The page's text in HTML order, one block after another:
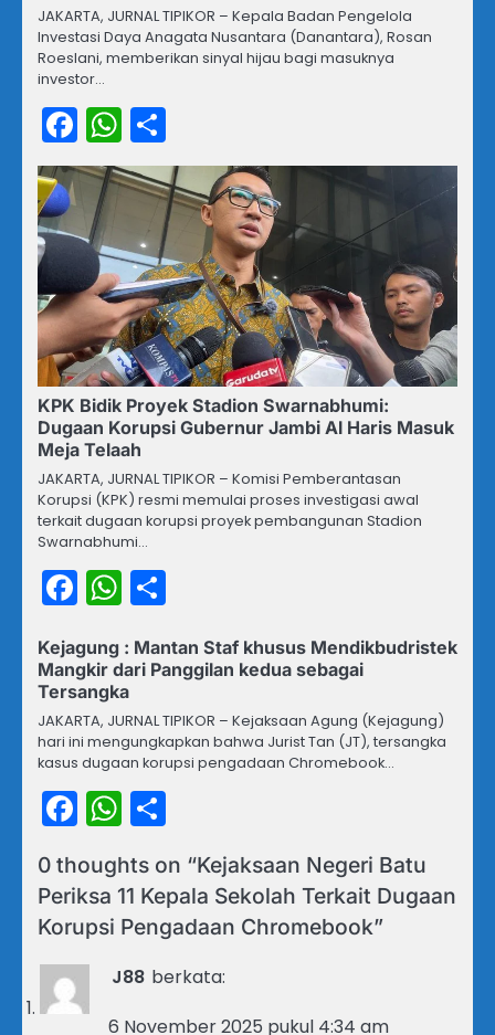
JAKARTA, JURNAL TIPIKOR – Kepala Badan Pengelola
Investasi Daya Anagata Nusantara (Danantara), Rosan
Roeslani, memberikan sinyal hijau bagi masuknya
investor…
Facebook
WhatsApp
KPK Bidik Proyek Stadion Swarnabhumi:
Dugaan Korupsi Gubernur Jambi Al Haris Masuk
Meja Telaah
JAKARTA, JURNAL TIPIKOR – Komisi Pemberantasan
Korupsi (KPK) resmi memulai proses investigasi awal
terkait dugaan korupsi proyek pembangunan Stadion
Swarnabhumi…
Facebook
WhatsApp
Kejagung : Mantan Staf khusus Mendikbudristek
Mangkir dari Panggilan kedua sebagai
Tersangka
JAKARTA, JURNAL TIPIKOR – Kejaksaan Agung (Kejagung)
hari ini mengungkapkan bahwa Jurist Tan (JT), tersangka
kasus dugaan korupsi pengadaan Chromebook…
Facebook
WhatsApp
0 thoughts on “Kejaksaan Negeri Batu
Periksa 11 Kepala Sekolah Terkait Dugaan
Korupsi Pengadaan Chromebook”
J88 berkata:
6 November 2025 pukul 4:34 am